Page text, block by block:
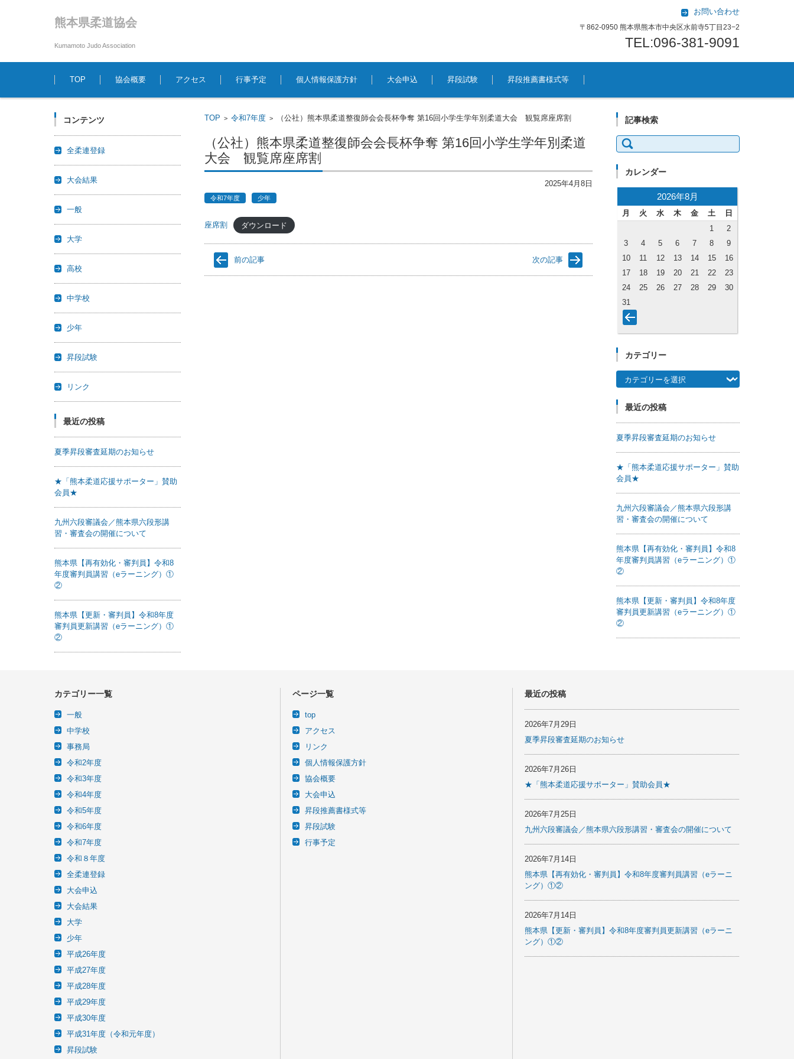
熊本県柔道協会
Kumamoto Judo Association
お問い合わせ
〒862-0950 熊本県熊本市中央区水前寺5丁目23−2
TEL:096-381-9091
コンテンツに移動
TOP
協会概要 アクセス 行事予定 個人情報保護方針 大会申込 昇段試験 昇段推薦書様式等
TOP >令和7年度 > （公社）熊本県柔道整復師会会長杯争奪 第16回小学生学年別柔道大会 観覧席座席割
（公社）熊本県柔道整復師会会長杯争奪 第16回小学生学年別柔道
大会 観覧席座席割
2025年4月8日
令和7年度 少年
座席割 ダウンロード
前の記事 次の記事
コンテンツ
全柔連登録
大会結果
一般
大学
高校
中学校
少年
昇段試験
リンク
最近の投稿
夏季昇段審査延期のお知らせ
★「熊本柔道応援サポーター」賛助
会員★
九州六段審議会／熊本県六段形講
習・審査会の開催について
熊本県【再有効化・審判員】令和8
年度審判員講習（eラーニング）①
②
熊本県【更新・審判員】令和8年度
審判員更新講習（eラーニング）①
②
記事検索
検索:
カレンダー
2026年8月
月 火 水 木 金 土
日
1
2
3
4 5 6 7 8
9
10
11 12 13 14 15
16
17
18 19 20 21 22
23
24
25 26 27 28 29
30
31
カテゴリー
カテゴリー
最近の投稿
夏季昇段審査延期のお知らせ
★「熊本柔道応援サポーター」賛助
会員★
九州六段審議会／熊本県六段形講
習・審査会の開催について
熊本県【再有効化・審判員】令和8
年度審判員講習（eラーニング）①
②
熊本県【更新・審判員】令和8年度
審判員更新講習（eラーニング）①
②
カテゴリー一覧
一般
中学校
事務局
令和2年度
令和3年度
令和4年度
令和5年度
令和6年度
令和7年度
令和８年度
全柔連登録
大会申込
大会結果
大学
少年
平成26年度
平成27年度
平成28年度
平成29年度
平成30年度
平成31年度（令和元年度）
昇段試験
ページ一覧
top
アクセス
リンク
個人情報保護方針
協会概要
大会申込
昇段推薦書様式等
昇段試験
行事予定
最近の投稿
2026年7月29日
夏季昇段審査延期のお知らせ
2026年7月26日
★「熊本柔道応援サポーター」賛助会員★
2026年7月25日
九州六段審議会／熊本県六段形講習・審査会の開催について
2026年7月14日
熊本県【再有効化・審判員】令和8年度審判員講習（eラーニ
ング）①②
2026年7月14日
熊本県【更新・審判員】令和8年度審判員更新講習（eラーニ
ング）①②